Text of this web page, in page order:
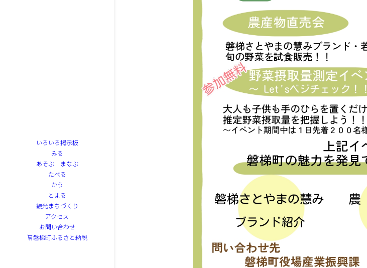
いろいろ掲示板
みる
あそぶ まなぶ
たべる
かう
とまる
観光まちづくり
アクセス
お問い合わせ
磐梯町ふるさと納税